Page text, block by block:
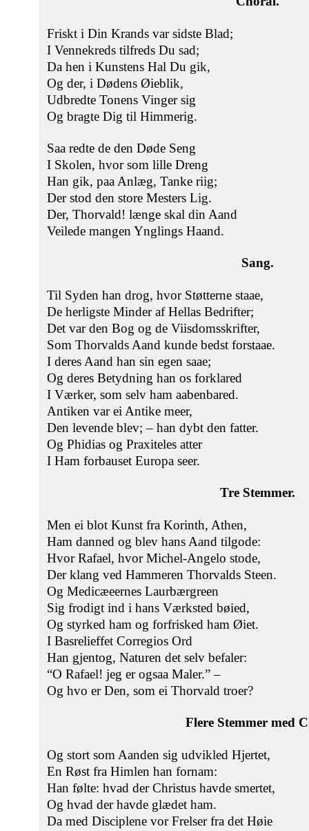
Friskt i Din Krands var sidste Blad;
I Vennekreds tilfreds Du sad;
Da hen i Kunstens Hal Du gik,
Og der, i Dødens Øieblik,
Udbredte Tonens Vinger sig
Og bragte Dig til Himmerig.
Saa redte de den Døde Seng
I Skolen, hvor som lille Dreng
Han gik, paa Anlæg, Tanke riig;
Der stod den store Mesters Lig.
Der, Thorvald! længe skal din Aand
Veilede mangen Ynglings Haand.
Sang.
Til Syden han drog, hvor Støtterne staae,
De herligste Minder af Hellas Bedrifter;
Det var den Bog og de Viisdomsskrifter,
Som Thorvalds Aand kunde bedst forstaae.
I deres Aand han sin egen saae;
Og deres Betydning han os forklared
I Værker, som selv ham aabenbared.
Antiken var ei Antike meer,
Den levende blev; – han dybt den fatter.
Og Phidias og Praxiteles atter
I Ham forbauset Europa seer.
Tre Stemmer.
Men ei blot Kunst fra Korinth, Athen,
Ham danned og blev hans Aand tilgode:
Hvor Rafael, hvor Michel-Angelo stode,
Der klang ved Hammeren Thorvalds Steen.
Og Medicæeernes Laurbærgreen
Sig frodigt ind i hans Værksted bøied,
Og styrked ham og forfrisked ham Øiet.
I Basrelieffet Corregios Ord
Han gjentog, Naturen det selv befaler:
“O Rafael! jeg er ogsaa Maler.” –
Og hvo er Den, som ei Thorvald troer?
Flere Stemmer med
Og stort som Aanden sig udvikled Hjertet,
En Røst fra Himlen han fornam:
Han følte: hvad der Christus havde smertet,
Og hvad der havde glædet ham.
Da med Disciplene vor Frelser fra det Høie